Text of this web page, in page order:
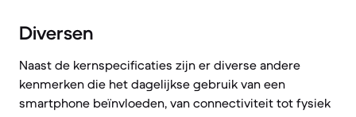
Diversen
Naast de kernspecificaties zijn er diverse andere
kenmerken die het dagelijkse gebruik van een
smartphone beïnvloeden, van connectiviteit tot fysiek